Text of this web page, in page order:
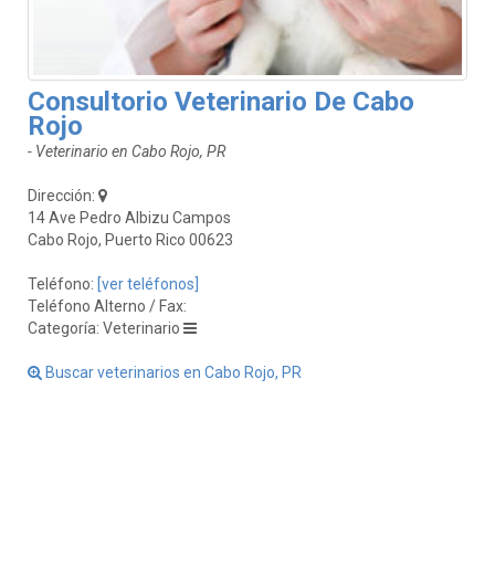
Consultorio Veterinario De Cabo
Rojo
- Veterinario en Cabo Rojo, PR
Dirección:
14 Ave Pedro Albizu Campos
Cabo Rojo, Puerto Rico 00623
Teléfono: [ver teléfonos]
Teléfono Alterno / Fax:
Categoría: Veterinario
Buscar veterinarios en Cabo Rojo, PR